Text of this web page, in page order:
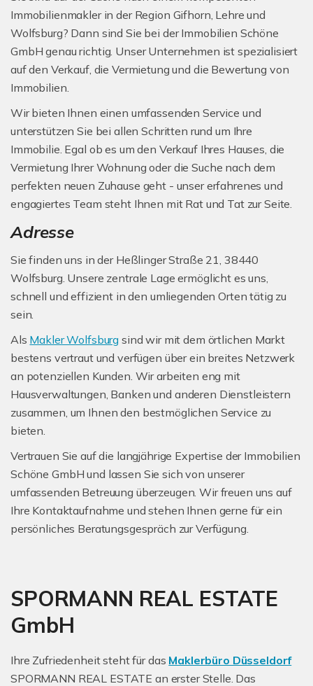
Immobilienmakler in der Region Gifhorn, Lehre und
Wolfsburg? Dann sind Sie bei der Immobilien Schöne
GmbH genau richtig. Unser Unternehmen ist spezialisiert
auf den Verkauf, die Vermietung und die Bewertung von
Immobilien.
Wir bieten Ihnen einen umfassenden Service und
unterstützen Sie bei allen Schritten rund um Ihre
Immobilie. Egal ob es um den Verkauf Ihres Hauses, die
Vermietung Ihrer Wohnung oder die Suche nach dem
perfekten neuen Zuhause geht - unser erfahrenes und
engagiertes Team steht Ihnen mit Rat und Tat zur Seite.
Adresse
Sie finden uns in der Heßlinger Straße 21, 38440
Wolfsburg. Unsere zentrale Lage ermöglicht es uns,
schnell und effizient in den umliegenden Orten tätig zu
sein.
Als Makler Wolfsburg sind wir mit dem örtlichen Markt
bestens vertraut und verfügen über ein breites Netzwerk
an potenziellen Kunden. Wir arbeiten eng mit
Hausverwaltungen, Banken und anderen Dienstleistern
zusammen, um Ihnen den bestmöglichen Service zu
bieten.
Vertrauen Sie auf die langjährige Expertise der Immobilien
Schöne GmbH und lassen Sie sich von unserer
umfassenden Betreuung überzeugen. Wir freuen uns auf
Ihre Kontaktaufnahme und stehen Ihnen gerne für ein
persönliches Beratungsgespräch zur Verfügung.
SPORMANN REAL ESTATE
GmbH
Ihre Zufriedenheit steht für das Maklerbüro Düsseldorf
SPORMANN REAL ESTATE an erster Stelle. Das